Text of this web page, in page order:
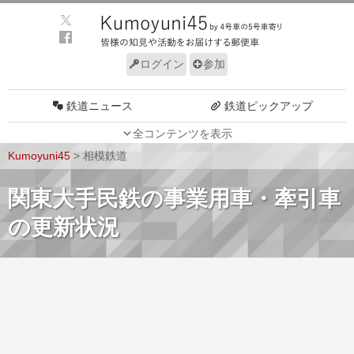
ログイン 参加
全コンテンツを表示
鉄道ニュース 鉄道ピックアップ
車両技術 路線探訪
ルール サイトについて
Kumoyuni45 > 相模鉄道
関東大手民鉄の事業用車・牽引車
の更新状況